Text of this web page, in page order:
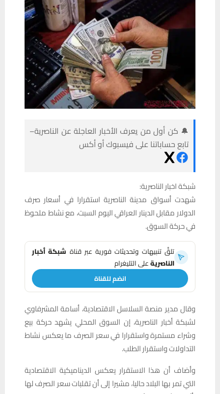
🔔 كن أول من يعرف الأخبار العاجلة عن الناصرية–
تابع حساباتنا على فيسبوك أو أكس
شبكة اخبار الناصرية:
شهدت أسواق مدينة الناصرية استقرارا في أسعار صرف
الدولار مقابل الدينار العراقي اليوم السبت، مع نشاط ملحوظ
في حركة السوق.
تلقَّ تنبيهات وتحديثات فورية عبر قناة شبكة أخبار
الناصريةعلى التليغرام
انضم للقناة
وقال مدير منصة السلاسل الاقتصادية، أسامة المشرفاوي
لشبكة أخبار الناصرية، إن السوق المحلي يشهد حركة بيع
وشراء مستمرة واستقرارا في سعر الصرف ما يعكس نشاط
التداولات واستقرار الطلب.
وأضاف أن هذا الاستقرار يعكس الديناميكية الاقتصادية
التي تمر بها البلاد حاليا، مشيرا إلى أن تقلبات سعر الصرف لها